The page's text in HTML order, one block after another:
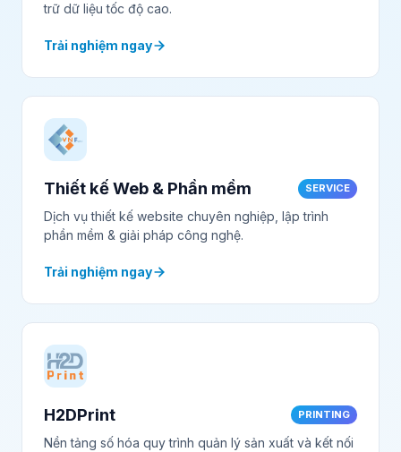
trữ dữ liệu tốc độ cao.
Trải nghiệm ngay
Thiết kế Web & Phần mềm SERVICE
Dịch vụ thiết kế website chuyên nghiệp, lập trình
phần mềm & giải pháp công nghệ.
Trải nghiệm ngay
H2DPrint PRINTING
Nền tảng số hóa quy trình quản lý sản xuất và kết nối